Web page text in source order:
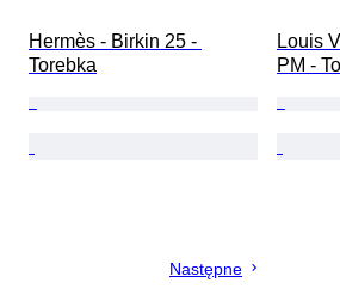
Hermès - Birkin 25 -
Torebka
Louis
PM -
Następne